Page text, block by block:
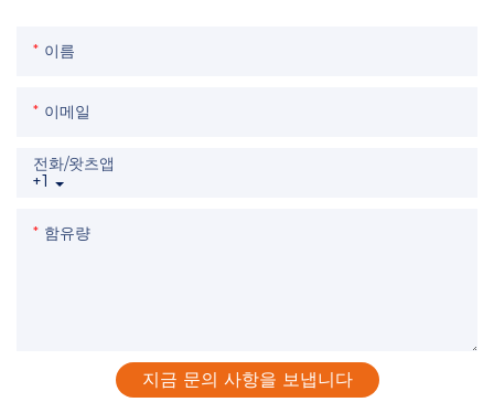
이름
이메일
+1
전화/왓츠앱
함유량
지금 문의 사항을 보냅니다